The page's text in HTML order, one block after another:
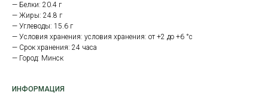
— Белки: 20.4 г
— Жиры: 24.8 г
— Углеводы: 15.6 г
— Условия хранения: условия хранения: от +2 до +6 °с
— Срок хранения: 24 часа
— Город: Минск
ИНФОРМАЦИЯ